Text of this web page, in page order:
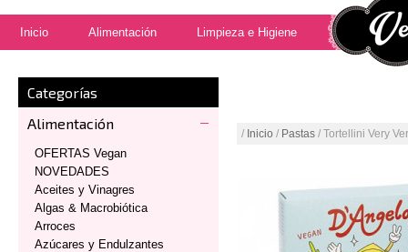
Inicio Alimentación Limpieza e Higiene
Categorías
Alimentación
OFERTAS Vegan
NOVEDADES
Aceites y Vinagres
Algas & Macrobiótica
Arroces
Azúcares y Endulzantes
/ Inicio / Pastas / Tortellini Very